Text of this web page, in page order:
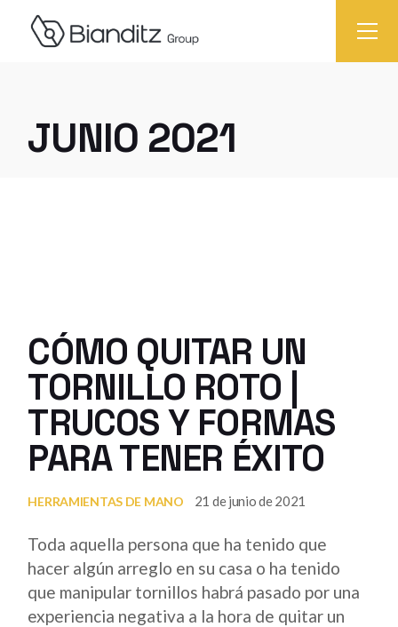
JUNIO 2021
CÓMO QUITAR UN
TORNILLO ROTO |
TRUCOS Y FORMAS
PARA TENER ÉXITO
HERRAMIENTAS DE MANO 21 de junio de 2021
Toda aquella persona que ha tenido que
hacer algún arreglo en su casa o ha tenido
que manipular tornillos habrá pasado por una
experiencia negativa a la hora de quitar un